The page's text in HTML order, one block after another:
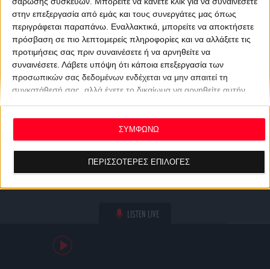
στην επεξεργασία από εμάς και τους συνεργάτες μας όπως
περιγράφεται παραπάνω. Εναλλακτικά, μπορείτε να αποκτήσετε
πρόσβαση σε πιο λεπτομερείς πληροφορίες και να αλλάξετε τις
προτιμήσεις σας πριν συναινέσετε ή να αρνηθείτε να
συναινέσετε. Λάβετε υπόψη ότι κάποια επεξεργασία των
προσωπικών σας δεδομένων ενδέχεται να μην απαιτεί τη
συγκατάθεσή σας, αλλά έχετε το δικαίωμα να αρνηθείτε αυτήν
ανακαλέσετε τη συγκατάθεσή σας ανά πάσα στιγμή
επιστρέφοντας σε αυτόν τον ιστότοπο και κάνοντας κλικ στο
κουμπί "Απορρήτου" στο κάτω μέρος της ιστοσελίδας.
ΠΕΡΙΣΣΟΤΕΡΕΣ ΕΠΙΛΟΓΕΣ
ΣΥΜΦΩΝΩ
LISTEN LIVE